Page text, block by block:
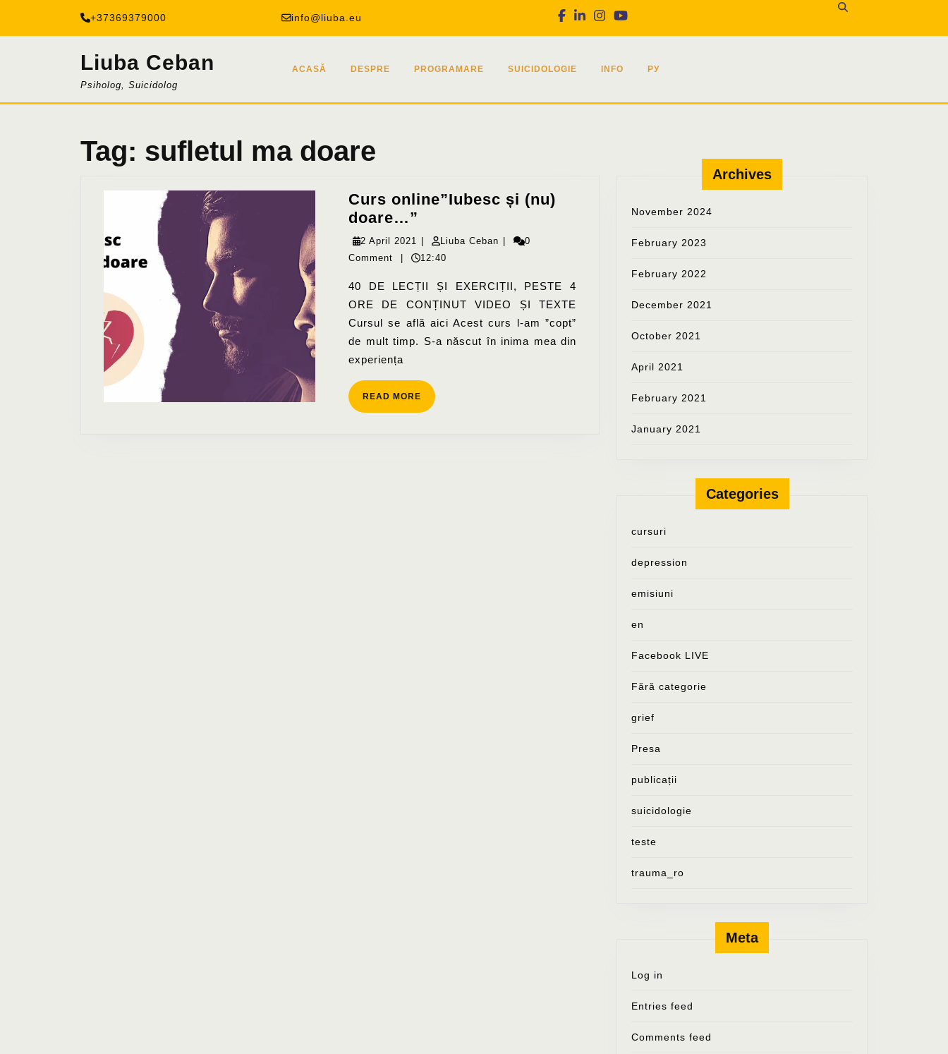
content
+37369379000 info@liuba.eu Facebook
Linkedin
Instagram
Youtube
Liuba Ceban
Psiholog, Suicidolog
ACASĂ DESPRE PROGRAMARE SUICIDOLOGIE INFO РУ
Tag: sufletul ma doare
Curs online”Iubesc și (nu)
doare…”
online”Iubesc
și
doare…”
2 April 2021 2
April
Liuba Ceban Liuba0
Comment
12:40
40 DE LECȚII ȘI EXERCIȚII, PESTE 4
ORE DE CONȚINUT VIDEO ȘI TEXTE
Cursul se află aici Acest curs l-am ”copt”
de mult timp. S-a născut în inima mea din
experiența
READ MORE READ
MORE
Archives
November 2024
February 2023
February 2022
December 2021
October 2021
April 2021
February 2021
January 2021
Categories
cursuri
depression
emisiuni
en
Facebook LIVE
Fără categorie
grief
Presa
publicații
suicidologie
teste
trauma_ro
Meta
Log in
Entries feed
Comments feed